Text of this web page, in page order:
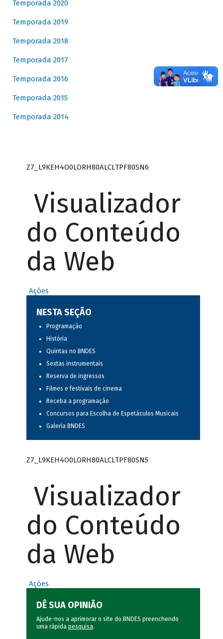
Temporada 2020
Temporada 2019
Temporada 2018
Temporada 2017
Temporada 2016
Temporada 2015
Temporada 2014
Z7_L9KEH4O0LORH80ALCLTPF80SN6
Visualizador
do Conteúdo
da Web
Ações
NESTA SEÇÃO
Programação
História
Quintas no BNDES
Sextas instrumentais
Reserva de ingressos
Filmes e festivais de cinema
Receba a programação
Concursos para Escolha de Espetáculos Musicais
Galeria BNDES
Z7_L9KEH4O0LORH80ALCLTPF80SN5
Visualizador
do Conteúdo
da Web
Ações
DÊ SUA OPINIÃO
Ajude-nos a aprimorar o site do BNDES preenchendo
uma rápida pesquisa.